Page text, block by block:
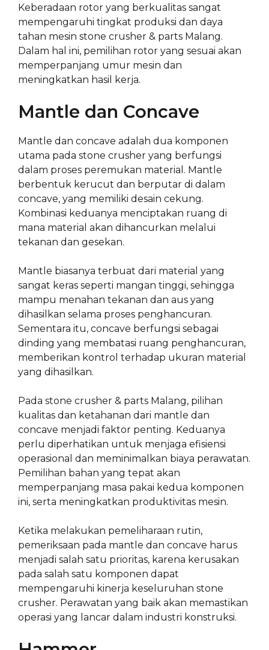
Keberadaan rotor yang berkualitas sangat
mempengaruhi tingkat produksi dan daya
tahan mesin stone crusher & parts Malang.
Dalam hal ini, pemilihan rotor yang sesuai akan
memperpanjang umur mesin dan
meningkatkan hasil kerja.
Mantle dan Concave
Mantle dan concave adalah dua komponen
utama pada stone crusher yang berfungsi
dalam proses peremukan material. Mantle
berbentuk kerucut dan berputar di dalam
concave, yang memiliki desain cekung.
Kombinasi keduanya menciptakan ruang di
mana material akan dihancurkan melalui
tekanan dan gesekan.
Mantle biasanya terbuat dari material yang
sangat keras seperti mangan tinggi, sehingga
mampu menahan tekanan dan aus yang
dihasilkan selama proses penghancuran.
Sementara itu, concave berfungsi sebagai
dinding yang membatasi ruang penghancuran,
memberikan kontrol terhadap ukuran material
yang dihasilkan.
Pada stone crusher & parts Malang, pilihan
kualitas dan ketahanan dari mantle dan
concave menjadi faktor penting. Keduanya
perlu diperhatikan untuk menjaga efisiensi
operasional dan meminimalkan biaya perawatan.
Pemilihan bahan yang tepat akan
memperpanjang masa pakai kedua komponen
ini, serta meningkatkan produktivitas mesin.
Ketika melakukan pemeliharaan rutin,
pemeriksaan pada mantle dan concave harus
menjadi salah satu prioritas, karena kerusakan
pada salah satu komponen dapat
mempengaruhi kinerja keseluruhan stone
crusher. Perawatan yang baik akan memastikan
operasi yang lancar dalam industri konstruksi.